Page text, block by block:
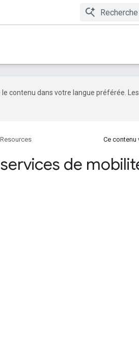
contenu dans votre langue préférée. Les
Resources Ce contenu
de